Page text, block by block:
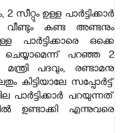
ഉള്ള പാർട്ടിക്കാർ
വീണ്ടും കണ്ട അണ്ടനും
ഒക്കെ
ചെയ്യാമെന്ന് പറഞ്ഞ 2
മന്ത്രി പദവും, രണ്ടാമനു
കിട്ടിയാലേ സപ്പോർട്ട്
പറയുന്നത്
ഉണ്ടാക്കി എന്നുവരെ